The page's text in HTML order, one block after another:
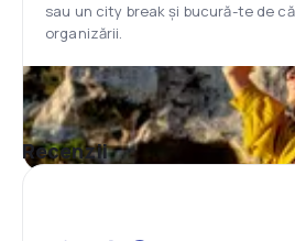
sau un city break și bucură-te de
organizării.
Recenzii